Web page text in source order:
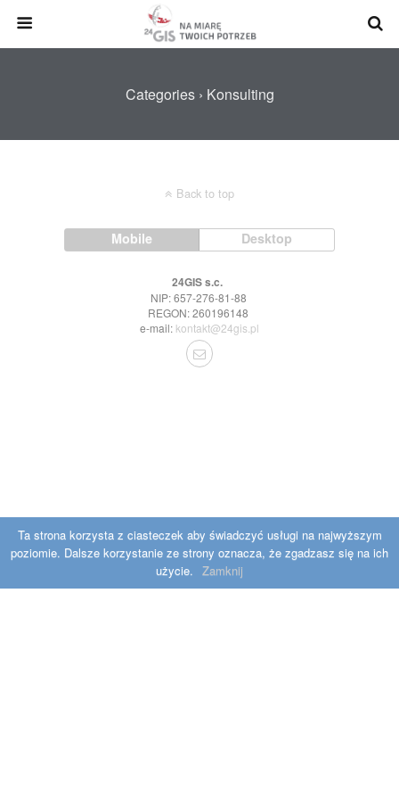
Categories › Konsulting
Back to top
Mobile Desktop
24GIS s.c.
NIP: 657-276-81-88
REGON: 260196148
e-mail: kontakt@24gis.pl
Ta strona korzysta z ciasteczek aby świadczyć usługi na najwyższym
poziomie. Dalsze korzystanie ze strony oznacza, że zgadzasz się na ich
użycie. Zamknij